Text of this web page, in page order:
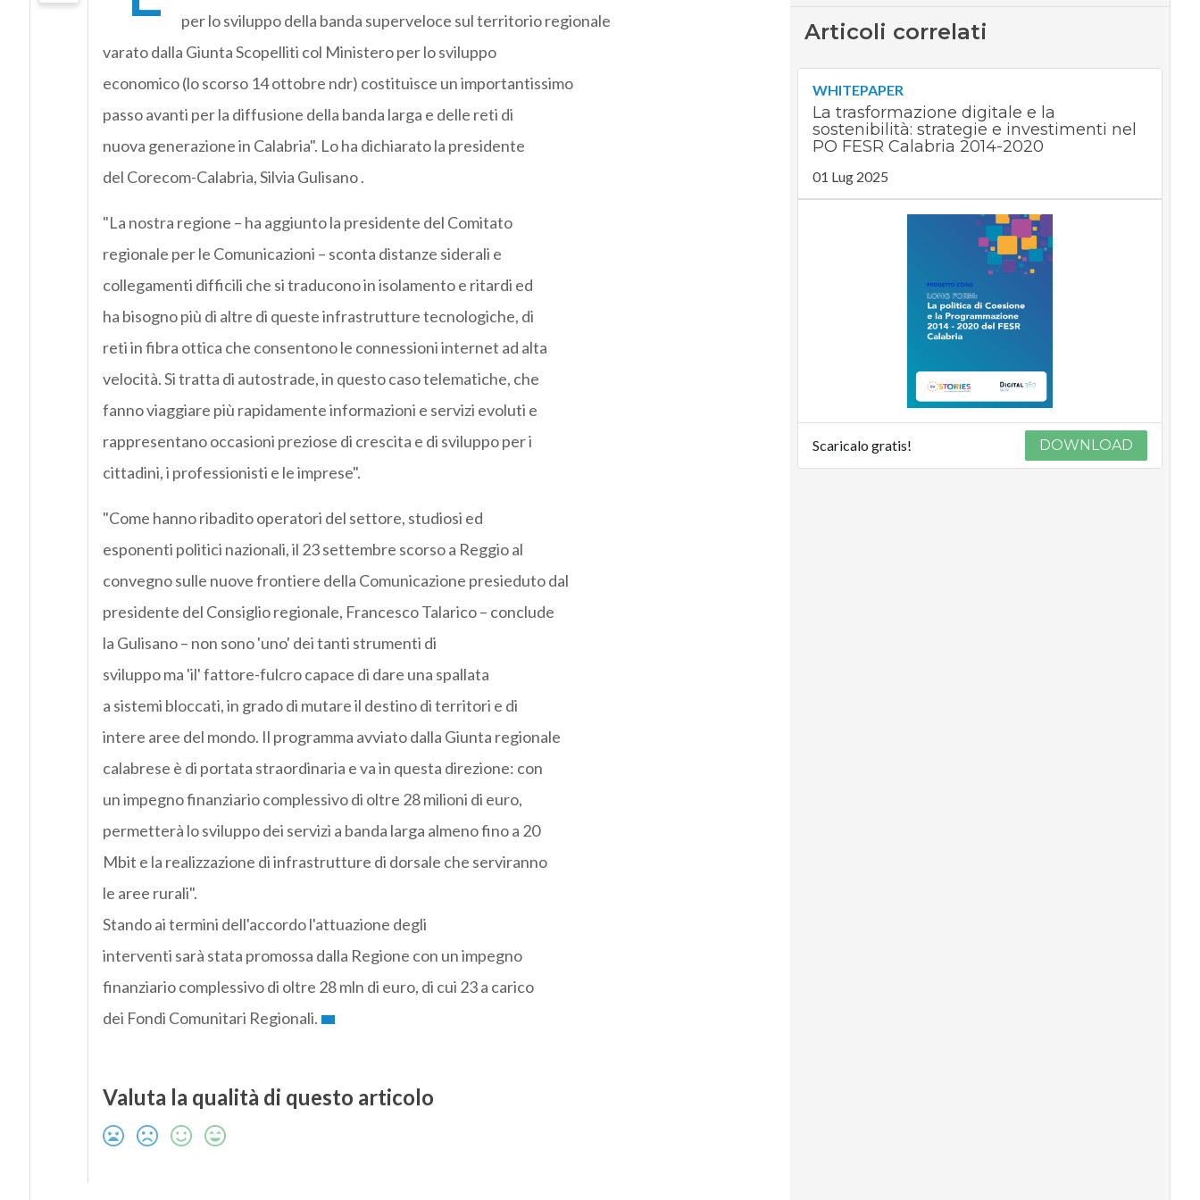
per lo sviluppo della banda superveloce sul territorio regionale
varato dalla Giunta Scopelliti col Ministero per lo sviluppo
economico (lo scorso 14 ottobre ndr) costituisce un importantissimo
passo avanti per la diffusione della banda larga e delle reti di
nuova generazione in Calabria". Lo ha dichiarato la presidente
del Corecom-Calabria, Silvia Gulisano .
"La nostra regione – ha aggiunto la presidente del Comitato
regionale per le Comunicazioni – sconta distanze siderali e
collegamenti difficili che si traducono in isolamento e ritardi ed
ha bisogno più di altre di queste infrastrutture tecnologiche, di
reti in fibra ottica che consentono le connessioni internet ad alta
velocità. Si tratta di autostrade, in questo caso telematiche, che
fanno viaggiare più rapidamente informazioni e servizi evoluti e
rappresentano occasioni preziose di crescita e di sviluppo per i
cittadini, i professionisti e le imprese".
"Come hanno ribadito operatori del settore, studiosi ed
esponenti politici nazionali, il 23 settembre scorso a Reggio al
convegno sulle nuove frontiere della Comunicazione presieduto dal
presidente del Consiglio regionale, Francesco Talarico – conclude
la Gulisano – non sono 'uno' dei tanti strumenti di
sviluppo ma 'il' fattore-fulcro capace di dare una spallata
a sistemi bloccati, in grado di mutare il destino di territori e di
intere aree del mondo. Il programma avviato dalla Giunta regionale
calabrese è di portata straordinaria e va in questa direzione: con
un impegno finanziario complessivo di oltre 28 milioni di euro,
permetterà lo sviluppo dei servizi a banda larga almeno fino a 20
Mbit e la realizzazione di infrastrutture di dorsale che serviranno
le aree rurali".
Stando ai termini dell'accordo l'attuazione degli
interventi sarà stata promossa dalla Regione con un impegno
finanziario complessivo di oltre 28 mln di euro, di cui 23 a carico
dei Fondi Comunitari Regionali.
Valuta la qualità di questo articolo
Articoli correlati
WHITEPAPER
La trasformazione digitale e la
sostenibilità: strategie e investimenti nel
PO FESR Calabria 2014-2020
01 Lug 2025
Scaricalo gratis! DOWNLOAD